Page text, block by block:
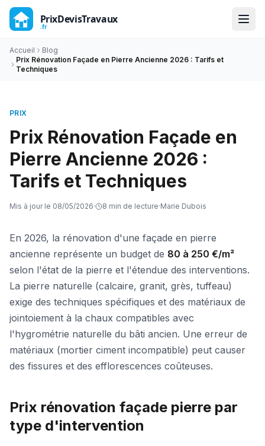
Accueil
Blog
Prix Rénovation Façade en Pierre Ancienne 2026 : Tarifs et
Techniques
PRIX
Prix Rénovation Façade en
Pierre Ancienne 2026 :
Tarifs et Techniques
Mis à jour le 08/05/2026· 8 min de lecture·Marie Dubois
En 2026, la rénovation d'une façade en pierre
ancienne représente un budget de 80 à 250 €/m²
selon l'état de la pierre et l'étendue des interventions.
La pierre naturelle (calcaire, granit, grès, tuffeau)
exige des techniques spécifiques et des matériaux de
jointoiement à la chaux compatibles avec
l'hygrométrie naturelle du bâti ancien. Une erreur de
matériaux (mortier ciment incompatible) peut causer
des fissures et des efflorescences coûteuses.
Prix rénovation façade pierre par
type d'intervention